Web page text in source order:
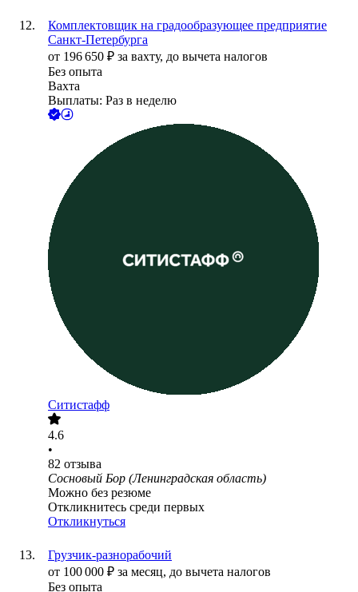
Комплектовщик на градообразующее предприятие
Санкт-Петербурга
от 196 650 ₽ за вахту, до вычета налогов
Без опыта
Вахта
Выплаты: Раз в неделю
Ситистафф
4.6
•
82 отзыва
Сосновый Бор (Ленинградская область)
Можно без резюме
Откликнитесь среди первых
Откликнуться
Грузчик-разнорабочий
от 100 000 ₽ за месяц, до вычета налогов
Без опыта